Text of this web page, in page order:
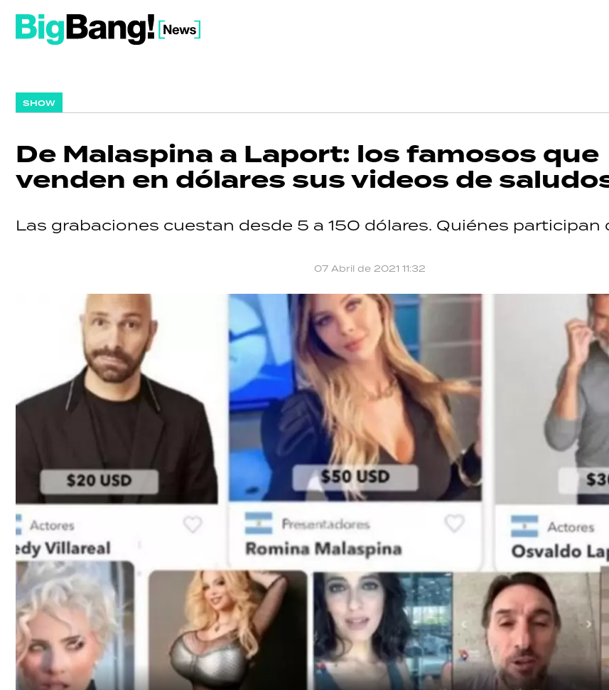
SHOW
De Malaspina a Laport: los famosos que
venden en dólares sus videos de
Las grabaciones cuestan desde 5 a 150 dólares. Quiénes participan
07 Abril de 2021 11:32